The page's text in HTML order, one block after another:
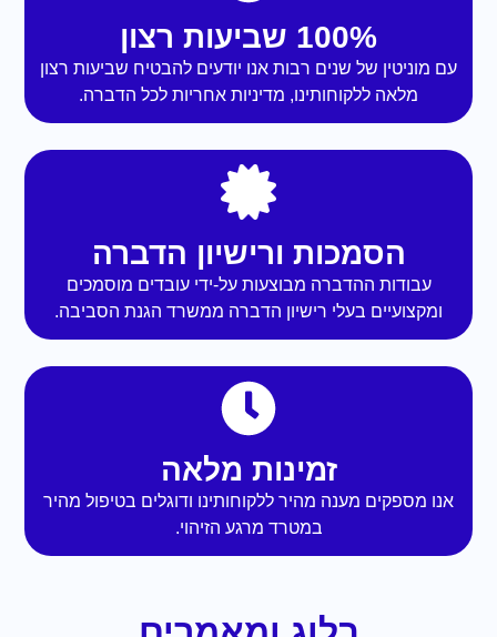
100% שביעות רצון
עם מוניטין של שנים רבות אנו יודעים להבטיח שביעות רצון
מלאה ללקוחותינו, מדיניות אחריות לכל הדברה.
הסמכות ורישיון הדברה
עבודות ההדברה מבוצעות על-ידי עובדים מוסמכים
ומקצועיים בעלי רישיון הדברה ממשרד הגנת הסביבה.
זמינות מלאה
אנו מספקים מענה מהיר ללקוחותינו ודוגלים בטיפול מהיר
במטרד מרגע הזיהוי.